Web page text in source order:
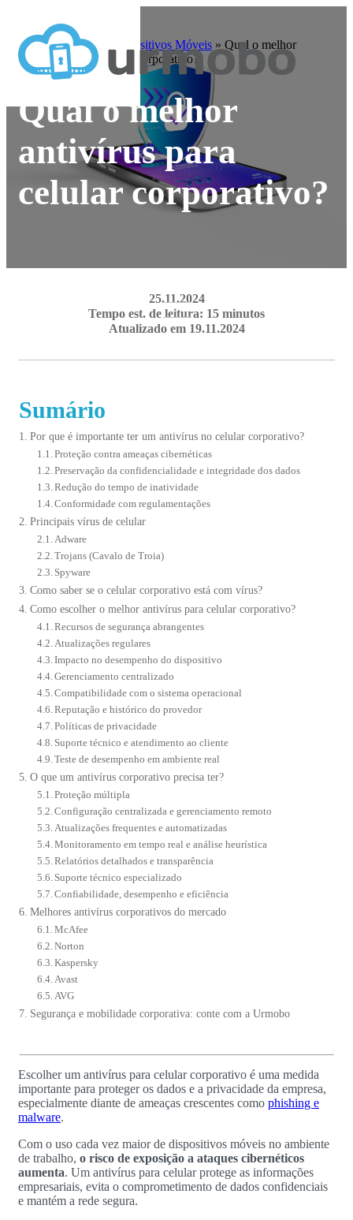
Home»Blog Dispositivos Móveis » Qual o melhor
antivírus para celular corporativo?
Qual o melhor
antivírus para
celular corporativo?
25.11.2024
Tempo est. de leitura: 15 minutos
Atualizado em 19.11.2024
Sumário
Por que é importante ter um antivírus no celular corporativo?
Proteção contra ameaças cibernéticas
Preservação da confidencialidade e integridade dos dados
Redução do tempo de inatividade
Conformidade com regulamentações
Principais vírus de celular
Adware
Trojans (Cavalo de Troia)
Spyware
Como saber se o celular corporativo está com vírus?
Como escolher o melhor antivírus para celular corporativo?
Recursos de segurança abrangentes
Atualizações regulares
Impacto no desempenho do dispositivo
Gerenciamento centralizado
Compatibilidade com o sistema operacional
Reputação e histórico do provedor
Políticas de privacidade
Suporte técnico e atendimento ao cliente
Teste de desempenho em ambiente real
O que um antivírus corporativo precisa ter?
Proteção múltipla
Configuração centralizada e gerenciamento remoto
Atualizações frequentes e automatizadas
Monitoramento em tempo real e análise heurística
Relatórios detalhados e transparência
Suporte técnico especializado
Confiabilidade, desempenho e eficiência
Melhores antivírus corporativos do mercado
McAfee
Norton
Kaspersky
Avast
AVG
Segurança e mobilidade corporativa: conte com a Urmobo
Escolher um antivírus para celular corporativo é uma medida
importante para proteger os dados e a privacidade da empresa,
especialmente diante de ameaças crescentes como phishing e
malware.
Com o uso cada vez maior de dispositivos móveis no ambiente
de trabalho, o risco de exposição a ataques cibernéticos
aumenta. Um antivírus para celular protege as informações
empresariais, evita o comprometimento de dados confidenciais
e mantém a rede segura.